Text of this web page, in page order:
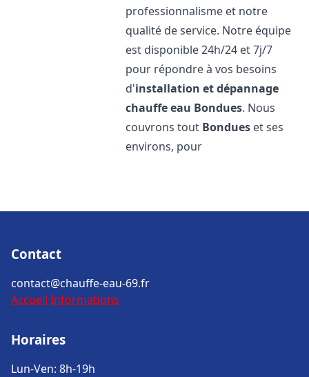
professionnalisme et notre
qualité de service. Notre équipe
est disponible 24h/24 et 7j/7
pour répondre à vos besoins
d'installation et dépannage
chauffe eau Bondues. Nous
couvrons tout Bondues et ses
environs, pour
Contact
contact@chauffe-eau-69.fr
Accueil Informations
Horaires
Lun-Ven: 8h-19h